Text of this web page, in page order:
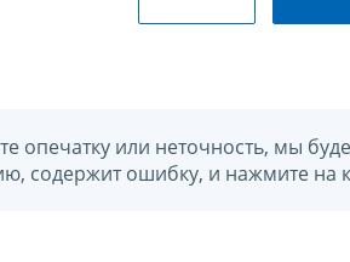
опечатку или неточность, мы
содержит ошибку, и нажмите